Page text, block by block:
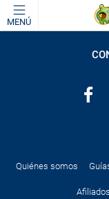
MENÚ
Quiénes somos
Afiliados